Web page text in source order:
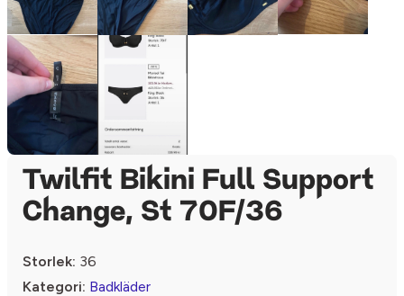
Twilfit Bikini Full Support
Change, St 70F/36
Storlek: 36
Kategori: Badkläder